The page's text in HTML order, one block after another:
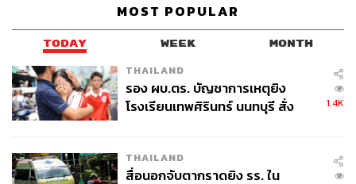
MOST POPULAR
TODAY WEEK MONTH
THAILAND
รอง ผบ.ตร. บัญชาการเหตุยิง
โรงเรียนเทพศิรินทร์ นนทบุรี สั่ง
1.4K
THAILAND
สื่อนอกจับตากราดยิง รร. ใน